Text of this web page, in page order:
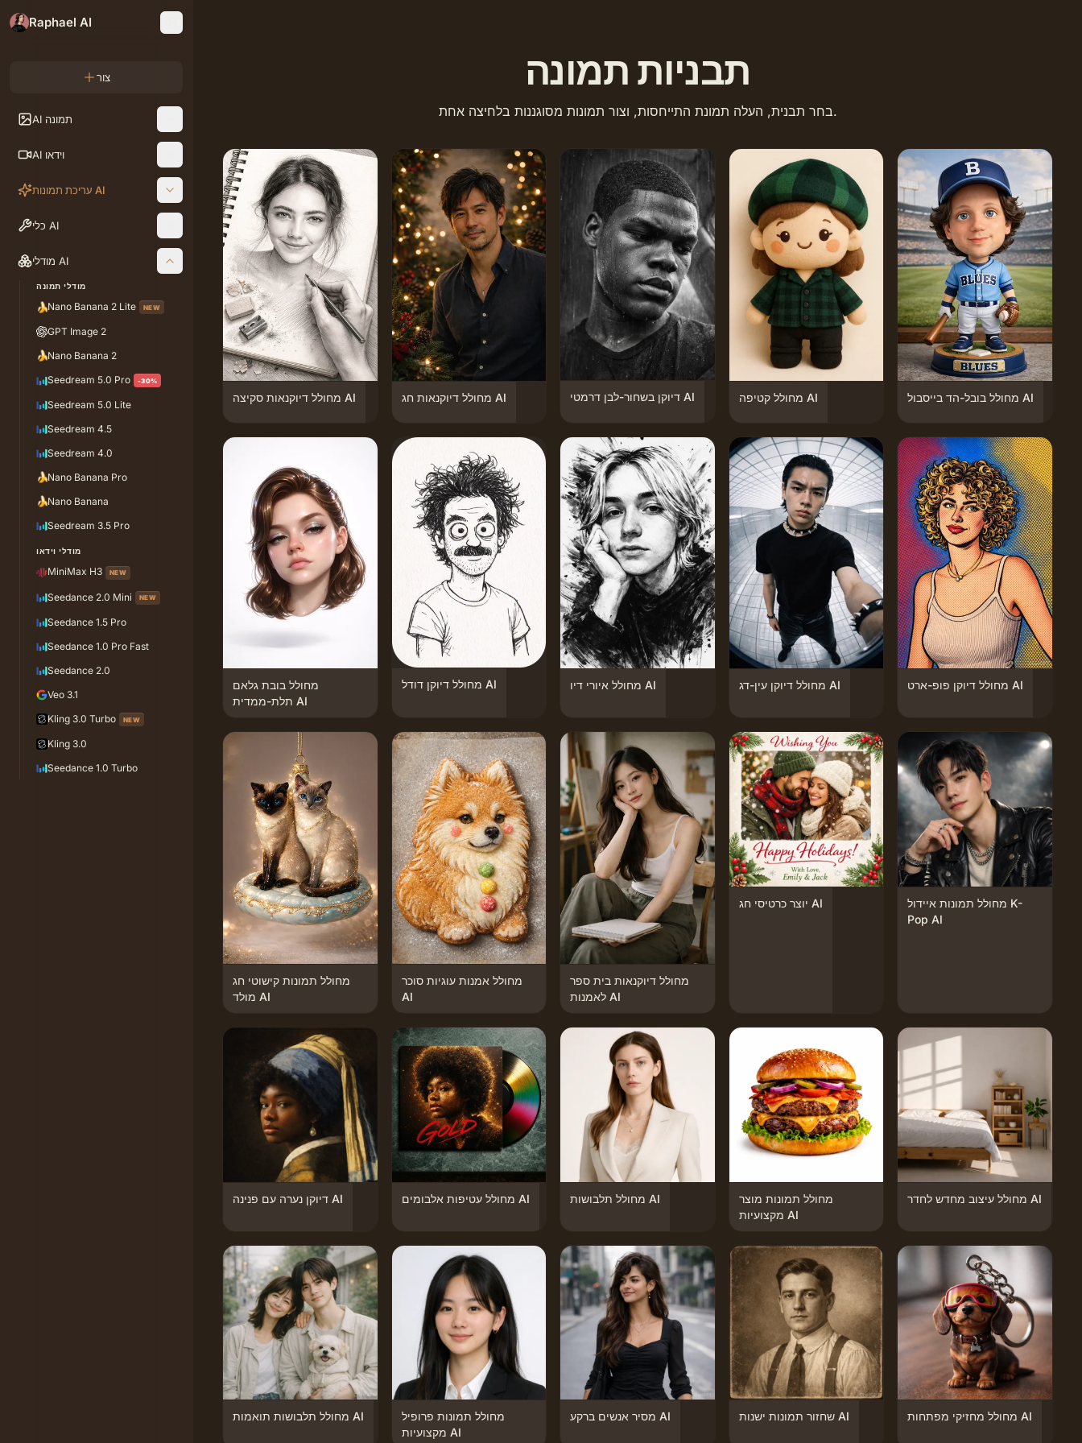
Raphael AI
צור
AI תמונה
AI וידאו
עריכת תמונות AI
כלי AI
מודלי AI
מודלי תמונה
🍌Nano Banana 2 Lite NEW
GPT Image 2
🍌Nano Banana 2
Seedream 5.0 Pro
-30%
Seedream 5.0 Lite
Seedream 4.5
Seedream 4.0
🍌Nano Banana Pro
🍌Nano Banana
Seedream 3.5 Pro
מודלי וידאו
MiniMax H3 NEW
Seedance 2.0 Mini NEW
Seedance 1.5 Pro
Seedance 1.0 Pro Fast
Seedance 2.0
Veo 3.1
Kling 3.0 Turbo
NEW
Kling 3.0
Seedance 1.0 Turbo
תבניות תמונה
בחר תבנית, העלה תמונת התייחסות, וצור תמונות מסוגננות בלחיצה אחת.
מחולל דיוקנאות סקיצה AI מחולל דיוקנאות חג AI דיוקן בשחור-לבן דרמטי AI מחולל קטיפה AI מחולל בובל-הד בייסבול AI
מחולל בובת גלאם
תלת-ממדית AI
מחולל דיוקן דודל AI מחולל איורי דיו AI מחולל דיוקן עין-דג AI מחולל דיוקן פופ-ארט AI
מחולל תמונות קישוטי חג
מולד AI
מחולל אמנות עוגיות סוכר
AI
מחולל דיוקנאות בית ספר
לאמנות AI
יוצר כרטיסי חג AI
מחולל תמונות איידול K-
Pop AI
דיוקן נערה עם פנינה AI מחולל עטיפות אלבומים AI מחולל תלבושות AI
מחולל תמונות מוצר
מקצועיות AI
מחולל עיצוב מחדש לחדר AI
מחולל תלבושות תואמות AI
מחולל תמונות פרופיל
מקצועיות AI
מסיר אנשים ברקע AI שחזור תמונות ישנות AI מחולל מחזיקי מפתחות AI